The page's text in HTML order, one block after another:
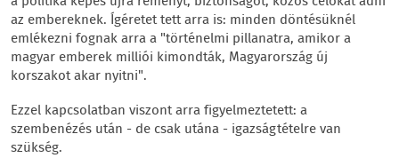
az embereknek. Ígéretet tett arra is: minden döntésüknél
emlékezni fognak arra a "történelmi pillanatra, amikor a
magyar emberek milliói kimondták, Magyarország új
korszakot akar nyitni".
Ezzel kapcsolatban viszont arra figyelmeztetett: a
szembenézés után - de csak utána - igazságtételre van
szükség.